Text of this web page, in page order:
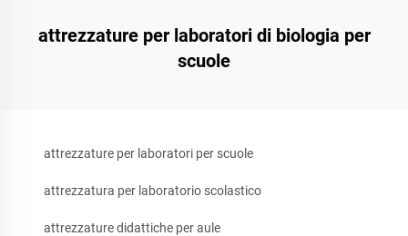
attrezzature per laboratori di biologia per
scuole
attrezzature per laboratori per scuole
attrezzatura per laboratorio scolastico
attrezzature didattiche per aule